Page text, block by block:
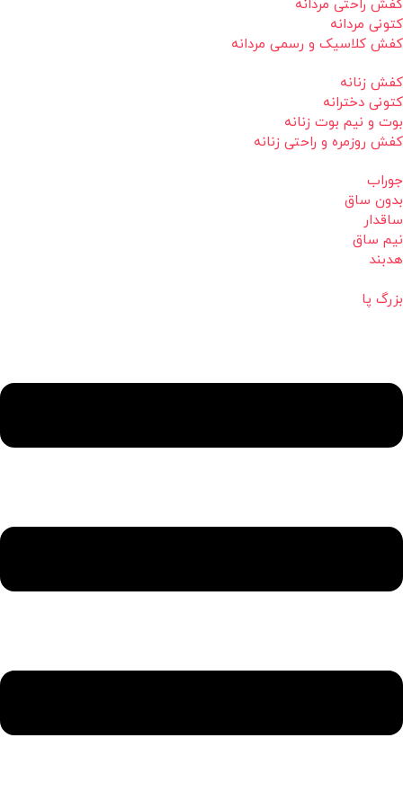
کفش راحتی مردانه
کتونی مردانه
کفش کلاسیک و رسمی مردانه
کفش زنانه
کتونی دخترانه
بوت و نیم بوت زنانه
کفش روزمره و راحتی زنانه
جوراب
بدون ساق
ساقدار
نیم ساق
هدبند
بزرگ پا